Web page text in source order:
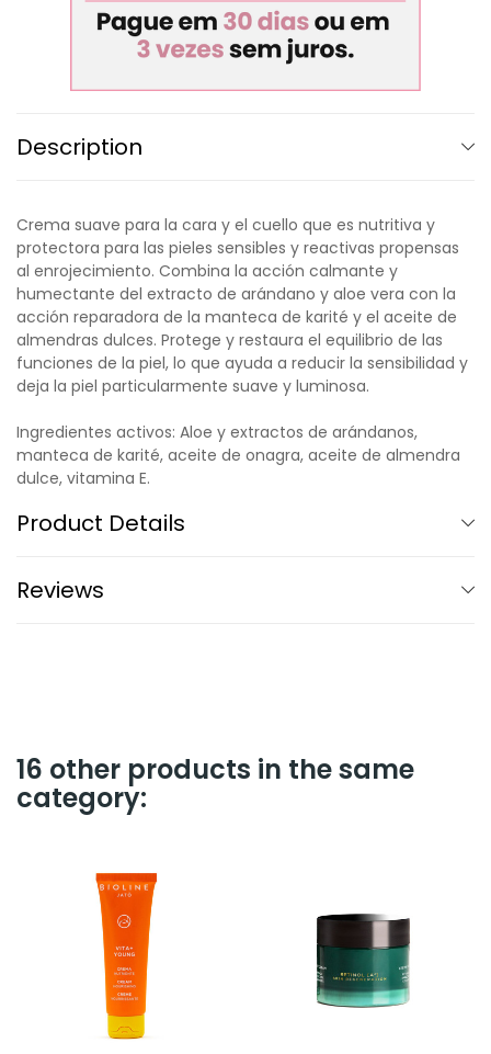
Description
Crema suave para la cara y el cuello que es nutritiva y
protectora para las pieles sensibles y reactivas propensas
al enrojecimiento. Combina la acción calmante y
humectante del extracto de arándano y aloe vera con la
acción reparadora de la manteca de karité y el aceite de
almendras dulces. Protege y restaura el equilibrio de las
funciones de la piel, lo que ayuda a reducir la sensibilidad y
deja la piel particularmente suave y luminosa.
Ingredientes activos: Aloe y extractos de arándanos,
manteca de karité, aceite de onagra, aceite de almendra
dulce, vitamina E.
Product Details
Reviews
16 other products in the same
category: